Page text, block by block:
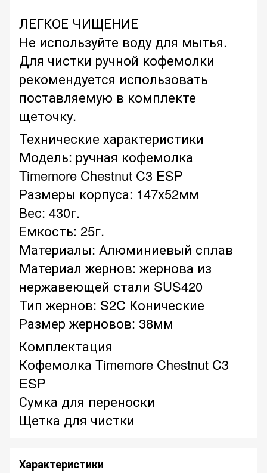
ЛЕГКОЕ ЧИЩЕНИЕ
Не используйте воду для мытья.
Для чистки ручной кофемолки
рекомендуется использовать
поставляемую в комплекте
щеточку.
Технические характеристики
Модель: ручная кофемолка
Timemore Chestnut C3 ESP
Размеры корпуса: 147х52мм
Вес: 430г.
Емкость: 25г.
Материалы: Алюминиевый сплав
Материал жернов: жернова из
нержавеющей стали SUS420
Тип жернов: S2C Конические
Размер жерновов: 38мм
Комплектация
Кофемолка Timemore Chestnut C3
ESP
Сумка для переноски
Щетка для чистки
Характеристики